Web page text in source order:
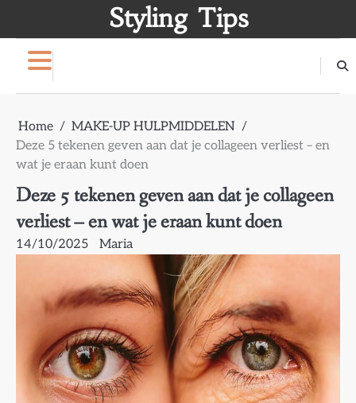
Styling Tips
Home
MAKE-UP HULPMIDDELEN
Deze 5 tekenen geven aan dat je collageen verliest – en
wat je eraan kunt doen
Deze 5 tekenen geven aan dat je collageen
verliest – en wat je eraan kunt doen
14/10/2025 Maria